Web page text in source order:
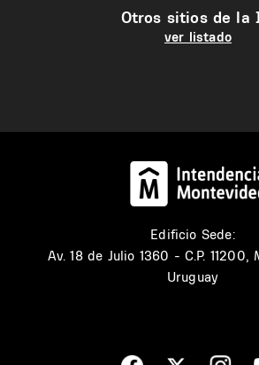
Otros sitios de la
ver listado
Edificio Sede:
Av. 18 de Julio 1360 - C.P.
Uruguay